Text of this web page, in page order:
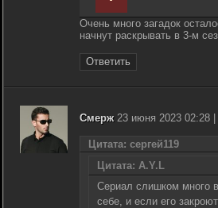
Очень много загадок
начнут раскрывать в 3-м
Ответить
Смерж23 июня 2023 02:28
Цитата: сергей119
Цитата: A.Y.L
Сериал слишком много
себе, и если его